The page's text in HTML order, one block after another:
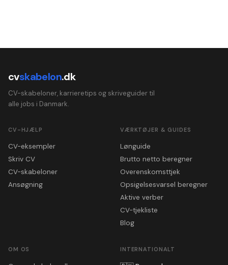
cvskabelon.dk
CV-skabeloner, karrieretips og skriveguider til
alle jobs i Danmark.
CV-HJÆLP
CV-eksempler
Skriv CV
CV-skabeloner
Ansøgning
VÆRKTØJER & GUIDES
Lønguide
Brutto netto beregner
Overenskomsttjek
Opsigelsesvarsel beregner
Aktive verber
CV-tjekliste
Blog
OM OS INTERNATIONALT